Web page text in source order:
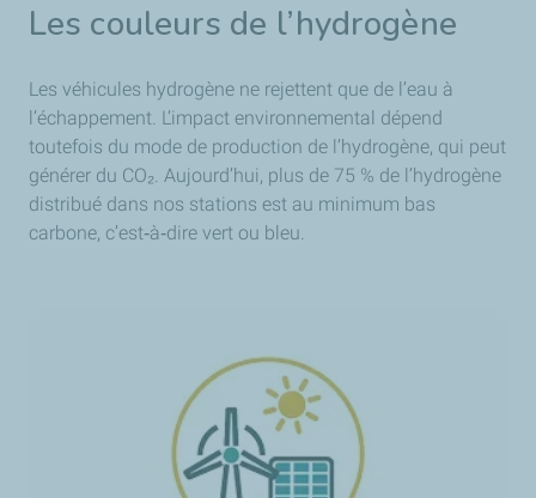
Les couleurs de l’hydrogène
Les véhicules hydrogène ne rejettent que de l’eau à
l’échappement. L’impact environnemental dépend
toutefois du mode de production de l’hydrogène, qui peut
générer du CO₂. Aujourd’hui, plus de 75 % de l’hydrogène
distribué dans nos stations est au minimum bas
carbone, c’est‑à‑dire vert ou bleu.